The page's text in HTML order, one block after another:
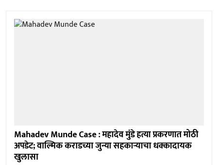
Mahadev Munde Case : महादेव मुंडे हत्या प्रकरणात मोठी
अपडेट; वाल्मिक कराडच्या जुन्या सहकाऱ्याचा धक्कादायक
खुलासा